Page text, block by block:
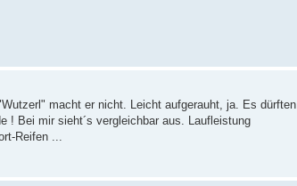
macht er nicht. Leicht aufgerauht, ja. Es dürften
! Bei mir sieht´s vergleichbar aus. Laufleistung
Reifen ...